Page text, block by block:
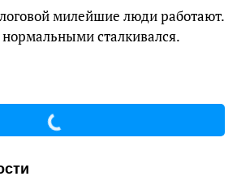
милейшие люди работают.
нормальными сталкивался.